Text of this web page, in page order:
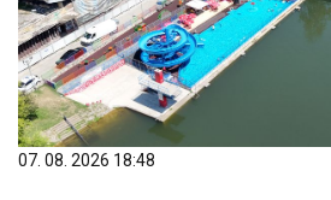
07. 08. 2026 18:48